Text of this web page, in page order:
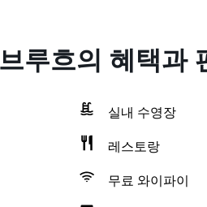
루흐의 혜택​과
실내 수영장
레스토랑
무료 와이파이